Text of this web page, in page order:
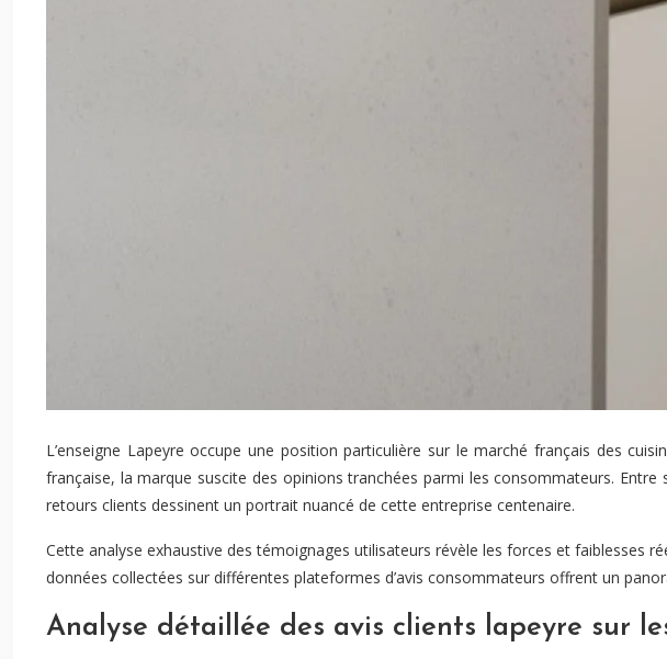
L’enseigne Lapeyre occupe une position particulière sur le marché français des
française, la marque suscite des opinions tranchées parmi les consommateurs.
retours clients dessinent un portrait nuancé de cette entreprise centenaire.
Cette analyse exhaustive des témoignages utilisateurs révèle les forces et faiblesses
données collectées sur différentes plateformes d’avis consommateurs offrent un
Analyse détaillée des avis clients lapeyre sur